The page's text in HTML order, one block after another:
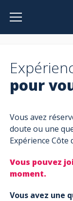
Panneau de
pour
Vous avez
doute ou une
Expérience Côte
Vous pouvez
moment.
Vous avez une